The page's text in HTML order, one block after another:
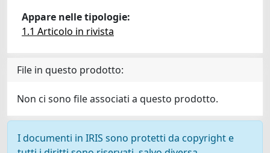
Appare nelle tipologie:
1.1 Articolo in rivista
File in questo prodotto:
Non ci sono file associati a questo prodotto.
I documenti in IRIS sono protetti da copyright e